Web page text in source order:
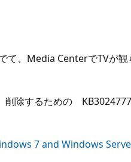
、Media CenterでTVが
除するための
7 and Windows